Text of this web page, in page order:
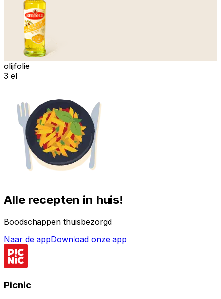
olijfolie
3 el
Alle recepten in huis!
Boodschappen thuisbezorgd
Naar de appDownload onze app
Picnic